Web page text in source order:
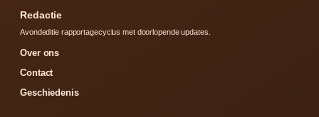
Redactie
Avondeditie rapportagecyclus met doorlopende updates.
Over ons
Contact
Geschiedenis